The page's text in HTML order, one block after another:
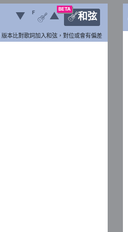
BETA
和弦
▼ F
 ▲
版本比對歌詞加入和弦，對位或會有偏差